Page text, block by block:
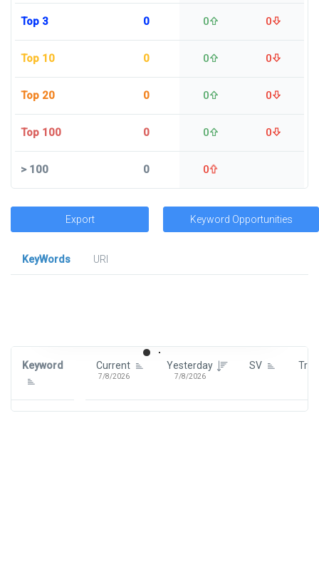
Top 3 0 0 0
Top 10 0 0 0
Top 20 0 0 0
Top 100 0 0 0
>100 0 0
Export Keyword Opportunities
KeyWords
URl
Keyword Current
7/8/2026
Yesterday
7/8/2026
SV